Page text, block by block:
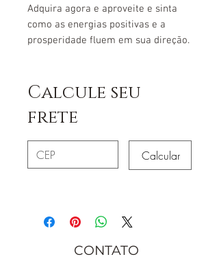
Adquira agora e aproveite e sinta
como as energias positivas e a
prosperidade fluem em sua direção.
Calcule seu
frete
Calcular
CONTATO